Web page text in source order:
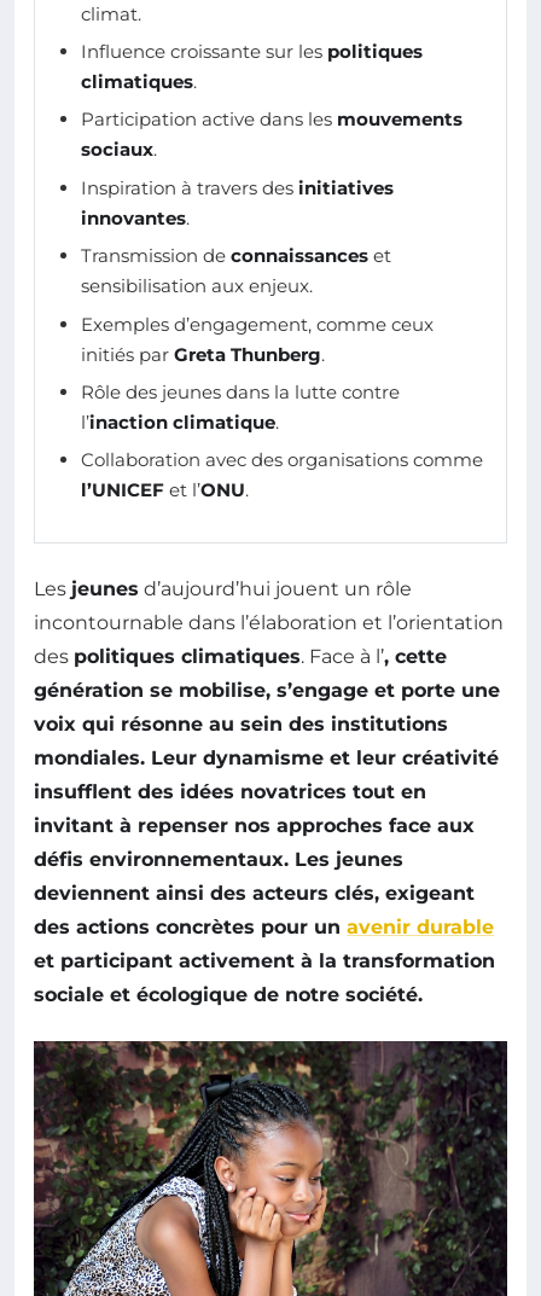
climat.
Influence croissante sur les politiques
climatiques.
Participation active dans les mouvements
sociaux.
Inspiration à travers des initiatives
innovantes.
Transmission de connaissances et
sensibilisation aux enjeux.
Exemples d’engagement, comme ceux
initiés par Greta Thunberg.
Rôle des jeunes dans la lutte contre
l’inaction climatique.
Collaboration avec des organisations comme
l’UNICEF et l’ONU.
Les jeunes d’aujourd’hui jouent un rôle
incontournable dans l’élaboration et l’orientation
des politiques climatiques. Face à l’, cette
génération se mobilise, s’engage et porte une
voix qui résonne au sein des institutions
mondiales. Leur dynamisme et leur créativité
insufflent des idées novatrices tout en
invitant à repenser nos approches face aux
défis environnementaux. Les jeunes
deviennent ainsi des acteurs clés, exigeant
des actions concrètes pour un avenir durable
et participant activement à la transformation
sociale et écologique de notre société.